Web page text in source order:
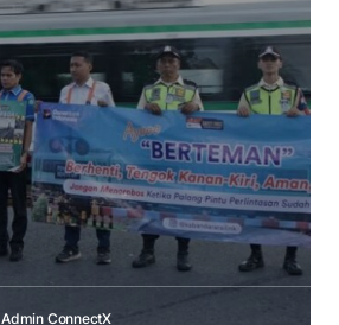
Admin ConnectX